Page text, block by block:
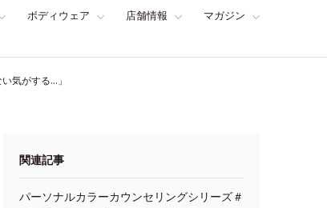
ボディウェア 店舗情報 マガジン
気がする…」
関連記事
パーソナルカラーカウンセリングシリーズ＃